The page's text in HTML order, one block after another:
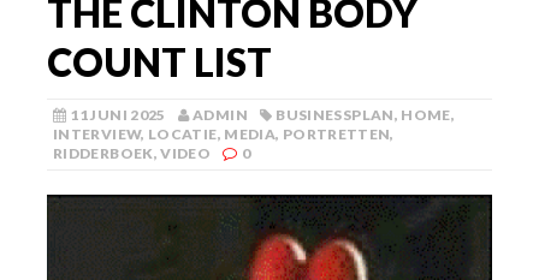
THE CLINTON BODY
COUNT LIST
11 JUNI 2025 ADMIN BUSINESSPLAN, HOME,
INTERVIEW, LOCATIE, MEDIA, PORTRETTEN,
RIDDERBOEK,VIDEO 0